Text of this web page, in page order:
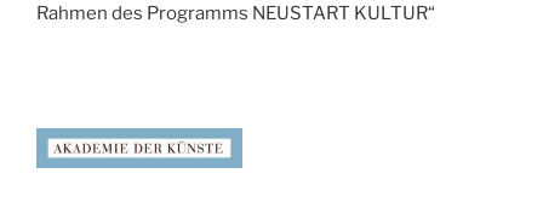
Rahmen des Programms NEUSTART KULTUR“